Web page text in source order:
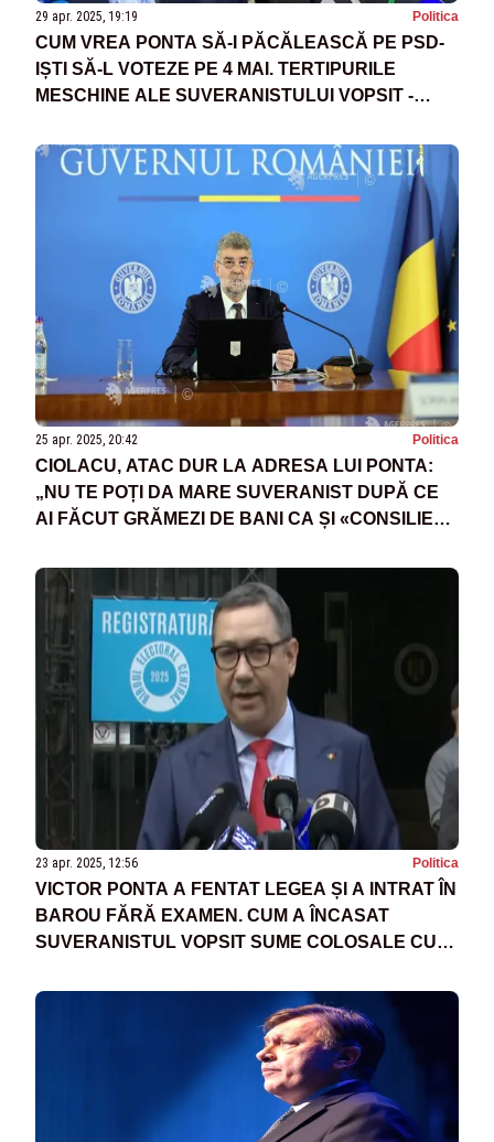
29 apr. 2025, 19:19 Politica
CUM VREA PONTA SĂ-I PĂCĂLEASCĂ PE PSD-
IȘTI SĂ-L VOTEZE PE 4 MAI. TERTIPURILE
MESCHINE ALE SUVERANISTULUI VOPSIT -
25 apr. 2025, 20:42 Politica
CIOLACU, ATAC DUR LA ADRESA LUI PONTA:
„NU TE POȚI DA MARE SUVERANIST DUPĂ CE
AI FĂCUT GRĂMEZI DE BANI CA ȘI «CONSILIER»
23 apr. 2025, 12:56 Politica
VICTOR PONTA A FENTAT LEGEA ȘI A INTRAT ÎN
BAROU FĂRĂ EXAMEN. CUM A ÎNCASAT
SUVERANISTUL VOPSIT SUME COLOSALE CU